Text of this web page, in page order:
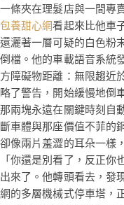
條夾在理髮店與一間專
包養甜心網看起來比他車
灑著一層可疑的白色粉
檔。他的車載語音系統
障礙物距離：無限趨近
了警告，開始緩慢地倒
兩塊永遠在關鍵時刻自
車體與那座價值不菲的
像兩片羞澀的耳朵一樣
你還是別看了，反正你
來了。他轉頭看去，發
的多層機械式停車塔，